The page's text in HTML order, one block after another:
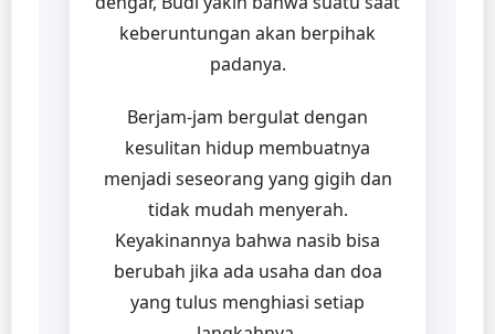
keberuntungan akan berpihak
padanya.
Berjam-jam bergulat dengan
kesulitan hidup membuatnya
menjadi seseorang yang gigih dan
tidak mudah menyerah.
Keyakinannya bahwa nasib bisa
berubah jika ada usaha dan doa
yang tulus menghiasi setiap